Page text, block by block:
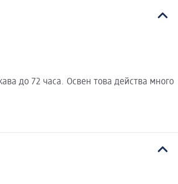
до 72 часа. Освен това действа много